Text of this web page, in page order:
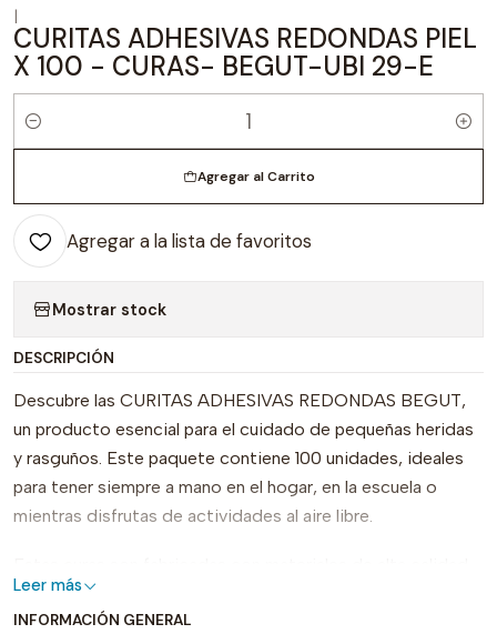
CURITAS ADHESIVAS REDONDAS PIEL
X 100 - CURAS- BEGUT-UBI 29-E
Cantidad
Agregar al Carrito
Agregar a la lista de favoritos
Mostrar stock
DESCRIPCIÓN
Descubre las CURITAS ADHESIVAS REDONDAS BEGUT,
un producto esencial para el cuidado de pequeñas heridas
y rasguños. Este paquete contiene 100 unidades, ideales
para tener siempre a mano en el hogar, en la escuela o
mientras disfrutas de actividades al aire libre.
que garantizan una excelente adherencia a la piel,
proporcionando una cobertura segura y cómoda. Su diseño
Leer más
INFORMACIÓN GENERAL